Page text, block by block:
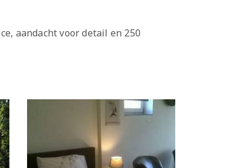
aandacht voor detail en 250